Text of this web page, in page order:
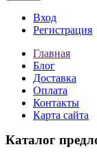
Вход
Регистрация
Главная
Блог
Доставка
Оплата
Контакты
Карта сайта
Каталог